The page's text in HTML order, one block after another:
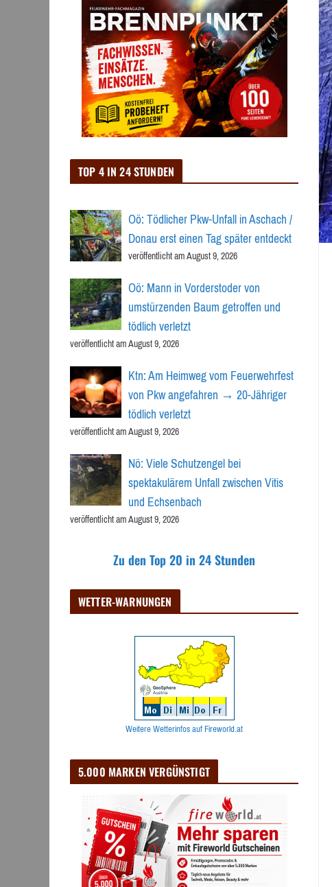
TOP 4 IN 24 STUNDEN
Oö: Tödlicher Pkw-Unfall in Aschach /
Donau erst einen Tag später entdeckt
veröffentlicht am August 9, 2026
Oö: Mann in Vorderstoder von
umstürzenden Baum getroffen und
tödlich verletzt
veröffentlicht am August 9, 2026
Ktn: Am Heimweg vom Feuerwehrfest
von Pkw angefahren → 20-Jähriger
tödlich verletzt
veröffentlicht am August 9, 2026
Nö: Viele Schutzengel bei
spektakulärem Unfall zwischen Vitis
und Echsenbach
veröffentlicht am August 9, 2026
Zu den Top 20 in 24 Stunden
WETTER-WARNUNGEN
Weitere Wetterinfos auf Fireworld.at
5.000 MARKEN VERGÜNSTIGT